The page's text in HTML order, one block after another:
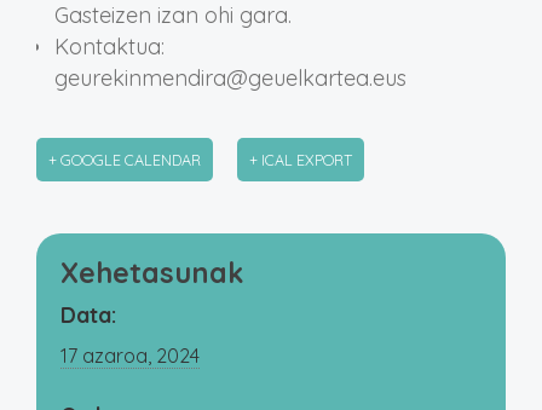
Gasteizen izan ohi gara.
Kontaktua:
geurekinmendira@geuelkartea.eus
+ GOOGLE CALENDAR + ICAL EXPORT
Xehetasunak
Data:
17 azaroa, 2024